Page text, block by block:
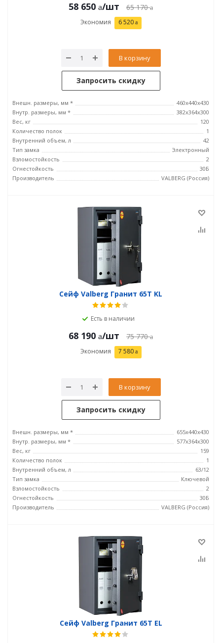
58 650 /шт 65 170
Экономия 6 520
В корзину
Запросить скидку
Внешн. размеры, мм *
460x440x430
Внутр. размеры, мм *
382x364x300
Вес, кг
120
Количество полок
1
Внутренний объем, л
42
Тип замка
Электронный
Взломостойкость
2
Огнестойкость
30Б
Производитель
VALBERG (Россия)
Сейф Valberg Гранит 65Т KL
Есть в наличии
68 190 /шт 75 770
Экономия 7 580
В корзину
Запросить скидку
Внешн. размеры, мм *
655x440x430
Внутр. размеры, мм *
577x364x300
Вес, кг
159
Количество полок
1
Внутренний объем, л
63/12
Тип замка
Ключевой
Взломостойкость
2
Огнестойкость
30Б
Производитель
VALBERG (Россия)
Сейф Valberg Гранит 65Т EL